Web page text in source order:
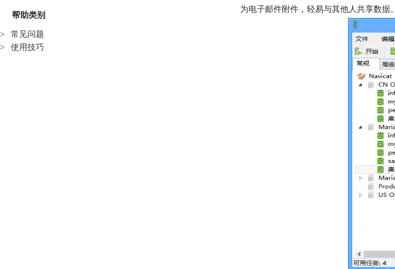
帮助类别
>
常见问题
>
使用技巧
为电子邮件附件，轻易与其他人共享数据。